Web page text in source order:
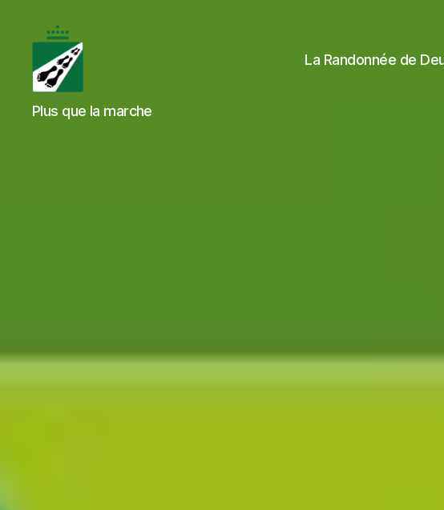
Tweedaagse
Voettocht
Plus que la marche
La Randonnée de